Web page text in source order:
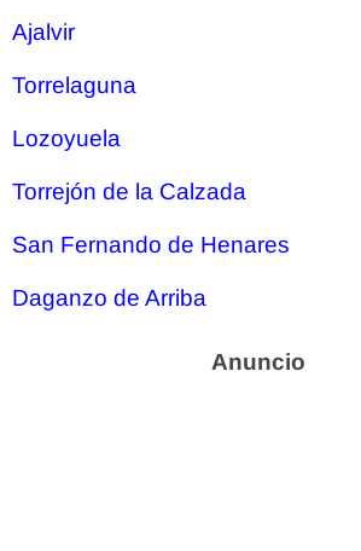
Ajalvir
Torrelaguna
Lozoyuela
Torrejón de la Calzada
San Fernando de Henares
Daganzo de Arriba